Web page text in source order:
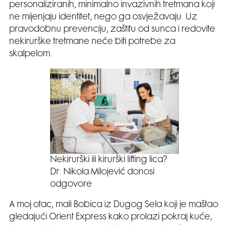
personaliziranih, minimalno invazivnih tretmana koji
ne mijenjaju identitet, nego ga osvježavaju. Uz
pravodobnu prevenciju, zaštitu od sunca i redovite
nekirurške tretmane neće biti potrebe za
skalpelom.
Nekirurški ili kirurški lifting lica?
Dr. Nikola Milojević donosi
odgovore
A moj otac, mali Bobica iz Dugog Sela koji je maštao
gledajući Orient Express kako prolazi pokraj kuće,